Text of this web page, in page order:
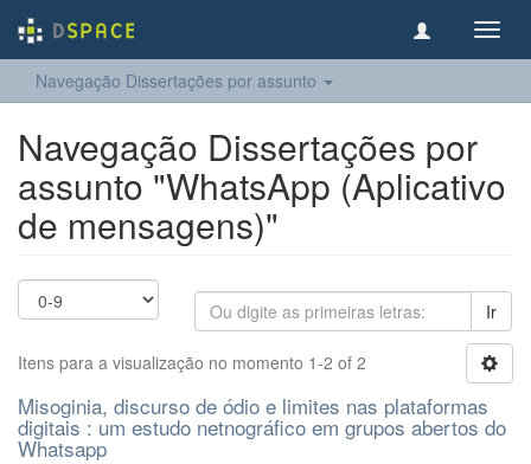
Navegação Dissertações por assunto
Navegação Dissertações por
assunto "WhatsApp (Aplicativo
de mensagens)"
Ir
Itens para a visualização no momento 1-2 of 2
Misoginia, discurso de ódio e limites nas plataformas
digitais : um estudo netnográfico em grupos abertos do
Whatsapp